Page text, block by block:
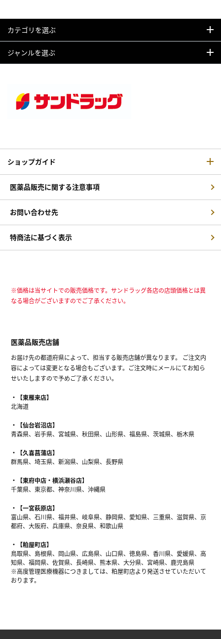
カテゴリを選ぶ
ジャンルを選ぶ
ショップガイド
医薬品販売に関する注意事項
お問い合わせ先
特商法に基づく表示
※価格は当サイトでの販売価格です。サンドラッグ各店の店頭価格とは異
なる場合がございますのでご了承ください。
医薬品販売店舗
お届け先の都道府県によって、担当する販売店舗が異なります。 ご注文内
容によっては変更となる場合もございます。ご注文時にメールにてお知ら
せいたしますので予めご了承ください。
【東雁来店】
北海道
【仙台岩沼店】
青森県、岩手県、宮城県、秋田県、山形県、福島県、茨城県、栃木県
【久喜菖蒲店】
群馬県、埼玉県、新潟県、山梨県、長野県
【東府中店・横浜瀬谷店】
千葉県、東京都、神奈川県、沖縄県
【一宮萩原店】
富山県、石川県、福井県、岐阜県、静岡県、愛知県、三重県、滋賀県、京
都府、大阪府、兵庫県、奈良県、和歌山県
【粕屋町店】
鳥取県、島根県、岡山県、広島県、山口県、徳島県、香川県、愛媛県、高
知県、福岡県、佐賀県、長崎県、熊本県、大分県、宮崎県、鹿児島県
※高度管理医療機器につきましては、粕屋町店より発送させていただいて
おります。